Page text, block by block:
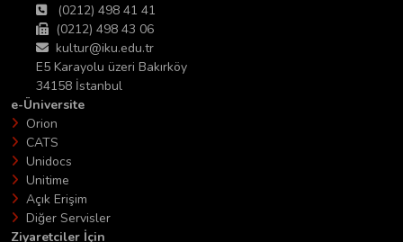
(0212) 498 41 41
(0212) 498 43 06
kultur@iku.edu.tr
E5 Karayolu üzeri Bakırköy
34158 İstanbul
e-Üniversite
Orion
CATS
Unidocs
Unitime
Açık Erişim
Diğer Servisler
Ziyaretciler İçin